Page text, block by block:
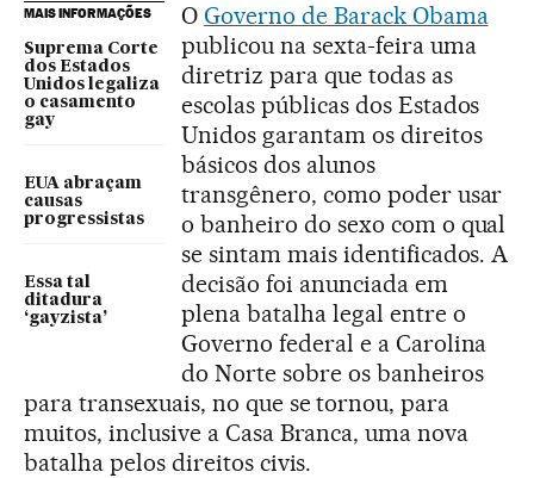
MAIS INFORMAÇÕES
Suprema Corte
dos Estados
Unidos legaliza
o casamento
gay
EUA abraçam
causas
progressistas
Essa tal
ditadura
‘gayzista’
O Governo de Barack Obama
publicou na sexta-feira uma
diretriz para que todas as
escolas públicas dos Estados
Unidos garantam os direitos
básicos dos alunos
transgênero, como poder usar
o banheiro do sexo com o qual
se sintam mais identificados. A
decisão foi anunciada em
plena batalha legal entre o
Governo federal e a Carolina
do Norte sobre os banheiros
para transexuais, no que se tornou, para
muitos, inclusive a Casa Branca, uma nova
batalha pelos direitos civis.